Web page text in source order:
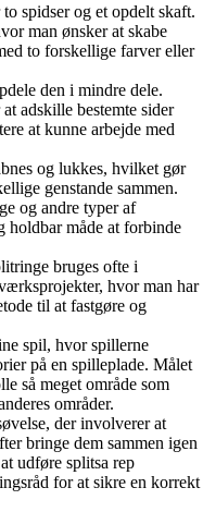
spidser og et opdelt skaft.
man ønsker at skabe
to forskellige farver eller
den i mindre dele.
adskille bestemte sider
at kunne arbejde med
og lukkes, hvilket gør
genstande sammen.
og andre typer af
holdbar måde at forbinde
bruges ofte i
hvor man har
til at fastgøre og
spil, hvor spillerne
på en spilleplade. Målet
så meget område som
områder.
der involverer at
bringe dem sammen igen
udføre splitsa rep
for at sikre en korrekt